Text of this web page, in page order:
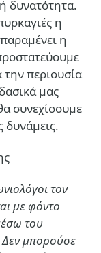
δυνατότητα.
η
η
περιουσία
μας
συνεχίσουμε
δυνάμεις.
τον
με φόντο
του
Δεν μπορούσε